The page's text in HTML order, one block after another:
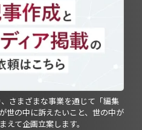
さまざまな事業を通じて「編集
世の中に訴えたいこと、世の中が
えて企画立案します。